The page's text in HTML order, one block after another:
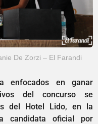
De Zorzi – El Farandi
enfocados en ganar
del concurso se
del Hotel Lido, en la
candidata oficial por